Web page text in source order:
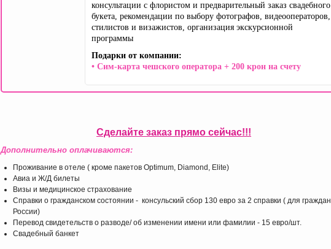
консультации с флористом и предварительный заказ свадебного
букета, рекомендации по выбору фотографов, видеооператоров,
стилистов и визажистов, организация экскурсионной
программы
Подарки от компании:
• Сим-карта чешского оператора + 200 крон на счету
Сделайте заказ прямо сейчас!!!
Дополнительно оплачиваются:
Проживание в отеле ( кроме пакетов Optimum, Diamond, Elite)
Авиа и Ж/Д билеты
Визы и медицинское страхование
Справки о гражданском состоянии - консульский сбор 130 евро за 2 справки ( для граждан
России)
Перевод свидетельств о разводе/ об изменении имени или фамилии - 15 евро/шт.
Свадебный банкет